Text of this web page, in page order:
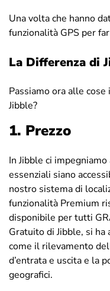
Una volta che hanno
funzionalità GPS per
La Differenza di
Passiamo ora alle
Jibble?
1. Prezzo
In Jibble ci
essenziali siano
nostro sistema di
funzionalità Premium
disponibile per tutti
Gratuito di Jibble, si ha
come il rilevamento
d’entrata e uscita e la
geografici.